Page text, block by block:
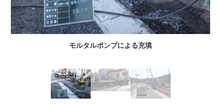
モルタルポンプによる充填